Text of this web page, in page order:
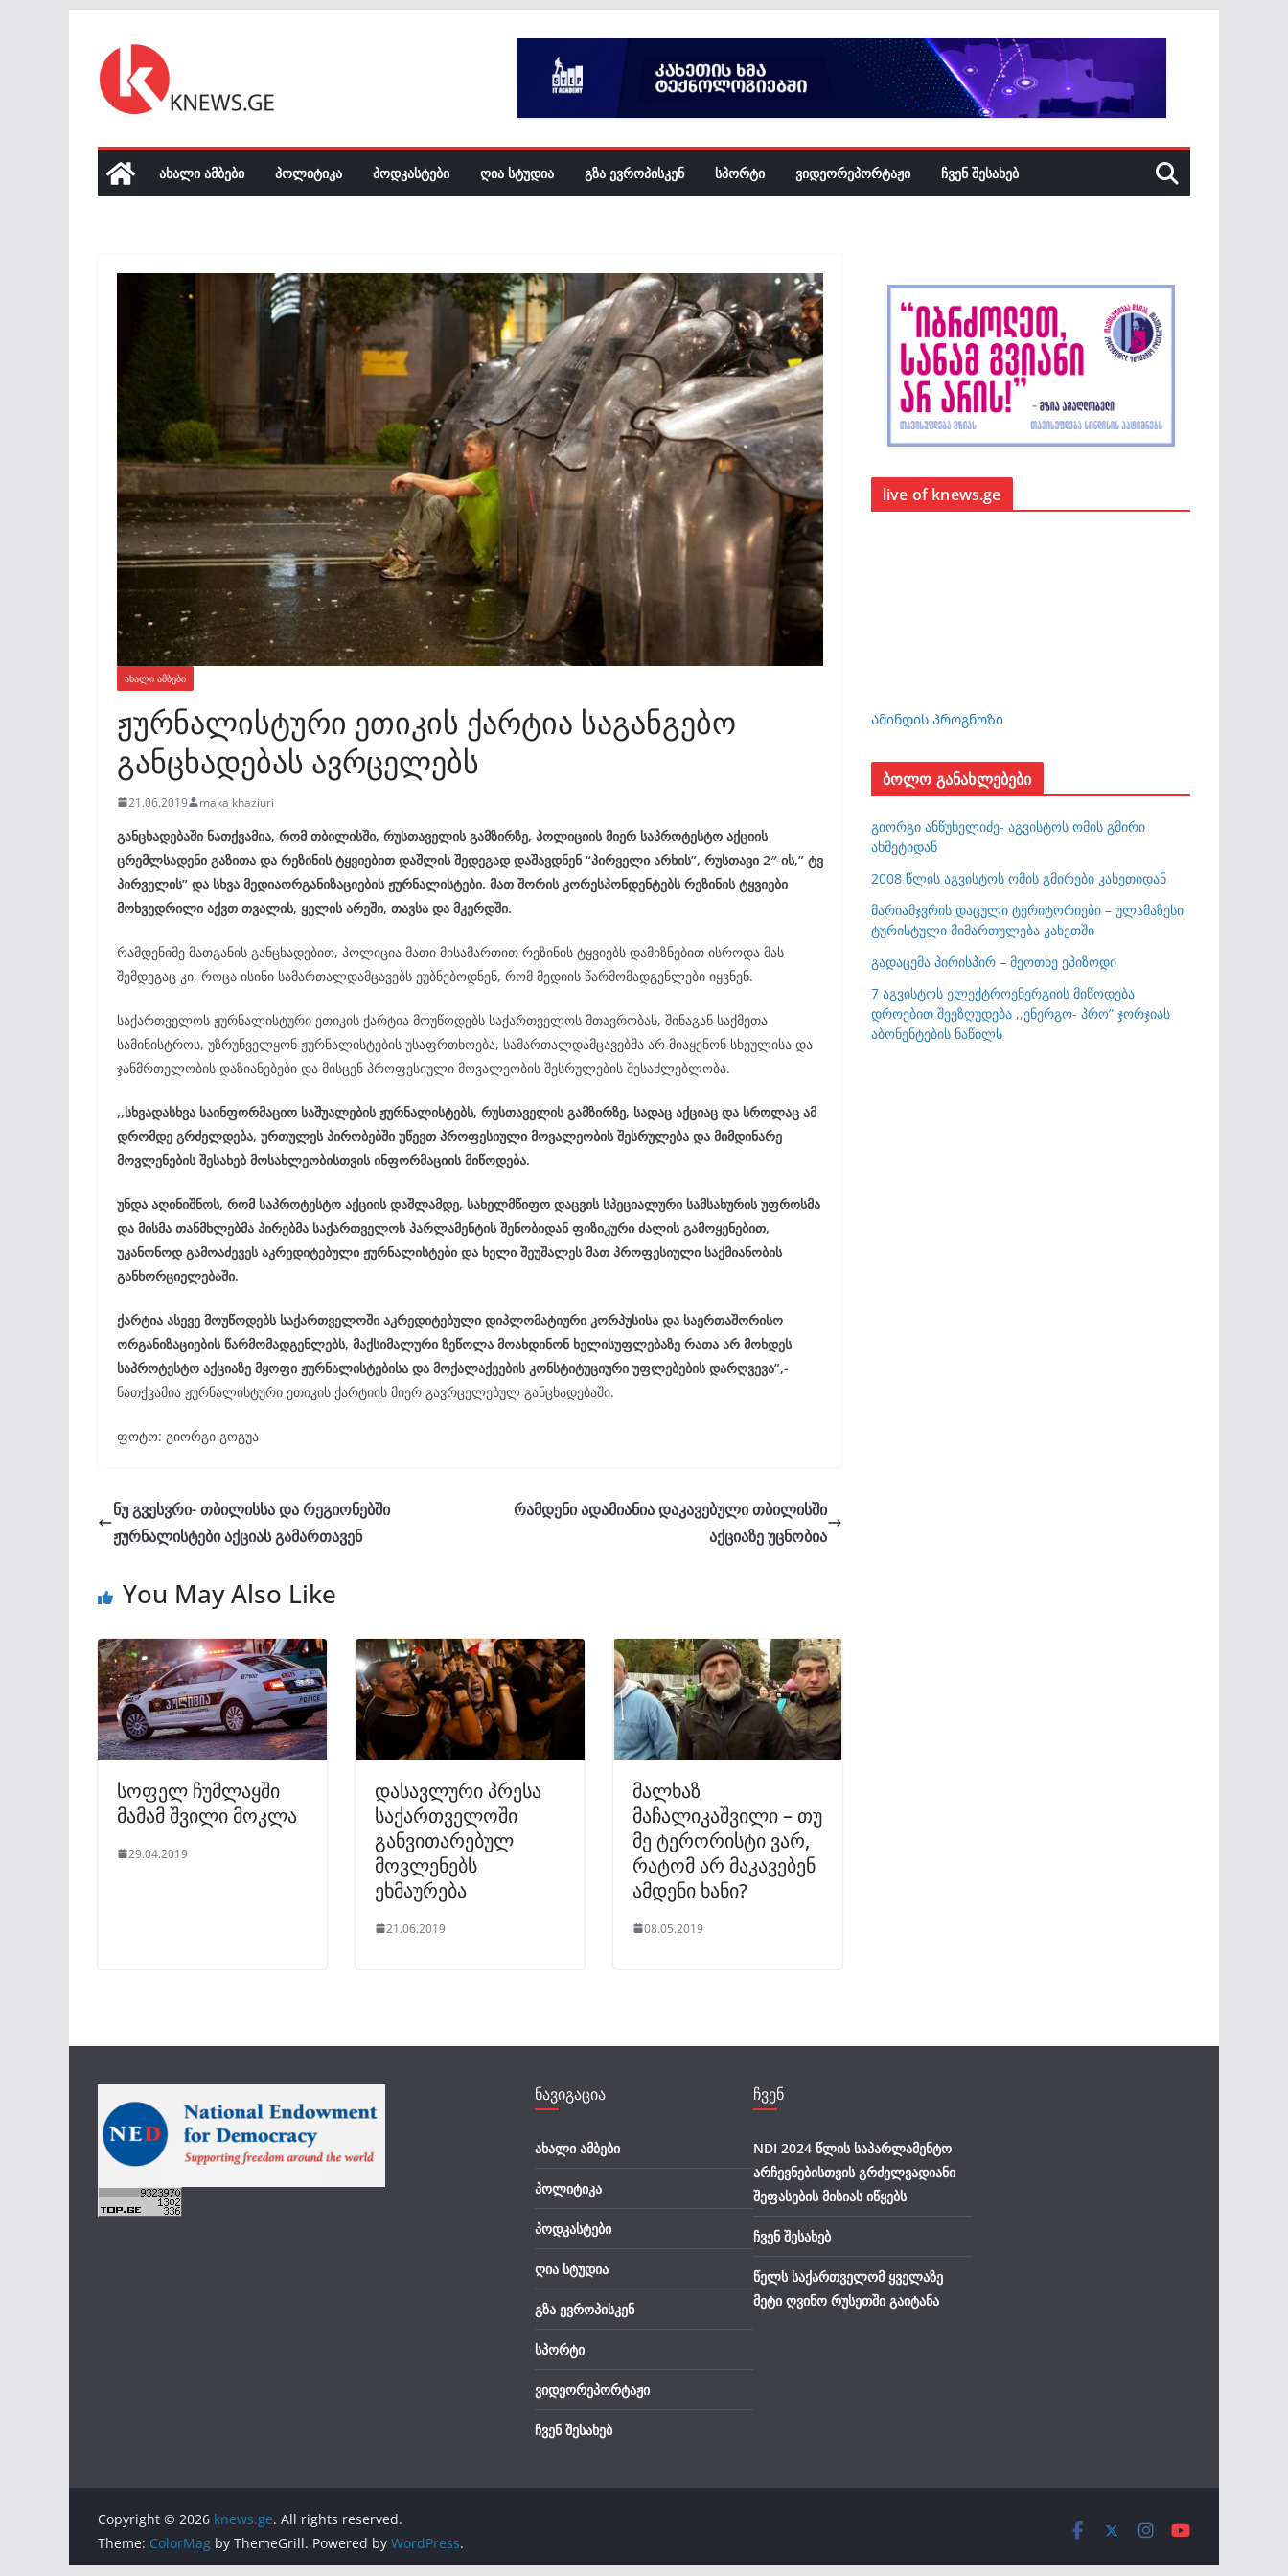
content
ᲐᲮᲐᲚᲘ ᲐᲛᲑᲔᲑᲘ ᲞᲝᲚᲘᲢᲘᲙᲐ ᲞᲝᲓᲙᲐᲡᲢᲔᲑᲘ ᲦᲘᲐ ᲡᲢᲣᲓᲘᲐ ᲒᲖᲐ ᲔᲕᲠᲝᲞᲘᲡᲙᲔᲜ ᲡᲞᲝᲠᲢᲘ ᲕᲘᲓᲔᲝᲠᲔᲞᲝᲠᲢᲐᲟᲘ ᲩᲕᲔᲜ ᲨᲔᲡᲐᲮᲔᲑ
ᲐᲮᲐᲚᲘ ᲐᲛᲑᲔᲑᲘ
ჟურნალისტური ეთიკის ქარტია საგანგებო
განცხადებას ავრცელებს
21.06.2019 maka khaziuri
განცხადებაში ნათქვამია, რომ თბილისში, რუსთაველის გამზირზე, პოლიციის მიერ საპროტესტო აქციის
ცრემლსადენი გაზითა და რეზინის ტყვიებით დაშლის შედეგად დაშავდნენ “პირველი არხის”, რუსთავი 2″-ის,” ტვ
პირველის” და სხვა მედიაორგანიზაციების ჟურნალისტები. მათ შორის კორესპონდენტებს რეზინის ტყვიები
მოხვედრილი აქვთ თვალის, ყელის არეში, თავსა და მკერდში.
რამდენიმე მათგანის განცხადებით, პოლიცია მათი მისამართით რეზინის ტყვიებს დამიზნებით ისროდა მას
შემდეგაც კი, როცა ისინი სამართალდამცავებს ეუბნებოდნენ, რომ მედიის წარმომადგენლები იყვნენ.
საქართველოს ჟურნალისტური ეთიკის ქარტია მოუწოდებს საქართველოს მთავრობას, შინაგან საქმეთა
სამინისტროს, უზრუნველყონ ჟურნალისტების უსაფრთხოება, სამართალდამცავებმა არ მიაყენონ სხეულისა და
ჯანმრთელობის დაზიანებები და მისცენ პროფესიული მოვალეობის შესრულების შესაძლებლობა.
,,სხვადასხვა საინფორმაციო საშუალების ჟურნალისტებს, რუსთაველის გამზირზე, სადაც აქციაც და სროლაც ამ
დრომდე გრძელდება, ურთულეს პირობებში უწევთ პროფესიული მოვალეობის შესრულება და მიმდინარე
მოვლენების შესახებ მოსახლეობისთვის ინფორმაციის მიწოდება.
უნდა აღინიშნოს, რომ საპროტესტო აქციის დაშლამდე, სახელმწიფო დაცვის სპეციალური სამსახურის უფროსმა
და მისმა თანმხლებმა პირებმა საქართველოს პარლამენტის შენობიდან ფიზიკური ძალის გამოყენებით,
უკანონოდ გამოაძევეს აკრედიტებული ჟურნალისტები და ხელი შეუშალეს მათ პროფესიული საქმიანობის
განხორციელებაში.
ქარტია ასევე მოუწოდებს საქართველოში აკრედიტებული დიპლომატიური კორპუსისა და საერთაშორისო
ორგანიზაციების წარმომადგენლებს, მაქსიმალური ზეწოლა მოახდინონ ხელისუფლებაზე რათა არ მოხდეს
საპროტესტო აქციაზე მყოფი ჟურნალისტებისა და მოქალაქეების კონსტიტუციური უფლებების დარღვევა”,-
ნათქვამია ჟურნალისტური ეთიკის ქარტიის მიერ გავრცელებულ განცხადებაში.
ფოტო: გიორგი გოგუა
ნუ გვესვრი- თბილისსა და რეგიონებში
ჟურნალისტები აქციას გამართავენ
რამდენი ადამიანია დაკავებული თბილისში
აქციაზე უცნობია
You May Also Like
სოფელ ჩუმლაყში
მამამ შვილი მოკლა
29.04.2019
დასავლური პრესა
საქართველოში
განვითარებულ
მოვლენებს
ეხმაურება
21.06.2019
მალხაზ
მაჩალიკაშვილი – თუ
მე ტერორისტი ვარ,
რატომ არ მაკავებენ
ამდენი ხანი?
08.05.2019
live of knews.ge
Ამინდის პროგნოზი
ბოლო განახლებები
გიორგი ანწუხელიძე- აგვისტოს ომის გმირი
ახმეტიდან
2008 წლის აგვისტოს ომის გმირები კახეთიდან
მარიამჯვრის დაცული ტერიტორიები – ულამაზესი
ტურისტული მიმართულება კახეთში
გადაცემა პირისპირ – მეოთხე ეპიზოდი
7 აგვისტოს ელექტროენერგიის მიწოდება
დროებით შეეზღუდება ,,ენერგო- პრო” ჯორჯიას
აბონენტების ნაწილს
ნავიგაცია
ახალი ამბები
პოლიტიკა
პოდკასტები
ღია სტუდია
გზა ევროპისკენ
სპორტი
ვიდეორეპორტაჟი
ჩვენ შესახებ
ჩვენ
NDI 2024 წლის საპარლამენტო
არჩევნებისთვის გრძელვადიანი
შეფასების მისიას იწყებს
ჩვენ შესახებ
წელს საქართველომ ყველაზე
მეტი ღვინო რუსეთში გაიტანა
Copyright © 2026 knews.ge. All rights reserved.
Theme: ColorMag by ThemeGrill. Powered by WordPress.